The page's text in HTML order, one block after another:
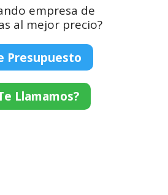
empresa de
al mejor precio?
Presupuesto
Llamamos?